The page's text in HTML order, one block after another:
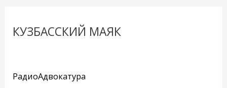
КУЗБАССКИЙ МАЯК
РадиоАдвокатура